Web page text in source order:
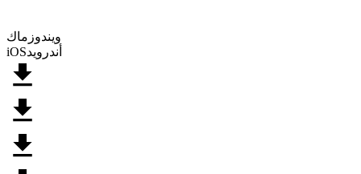
ويندوز ماك
iOSأندرويد